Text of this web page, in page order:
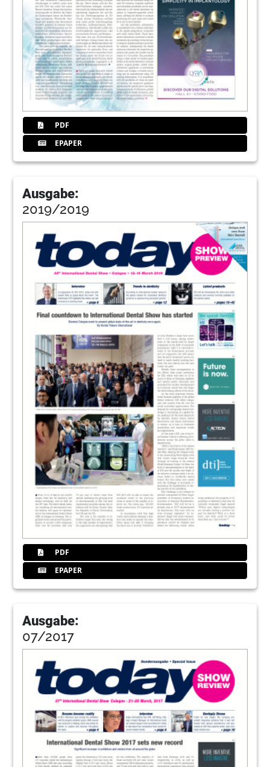
89BLUE SAFETY GmbH
93 van der Ven – Dental GmbH & Co. KG
103Kulzer GmbH
117Curaden AG
PDF
EPAPER
Ausgabe:
2019/2019
PDF
EPAPER
Ausgabe:
07/2017